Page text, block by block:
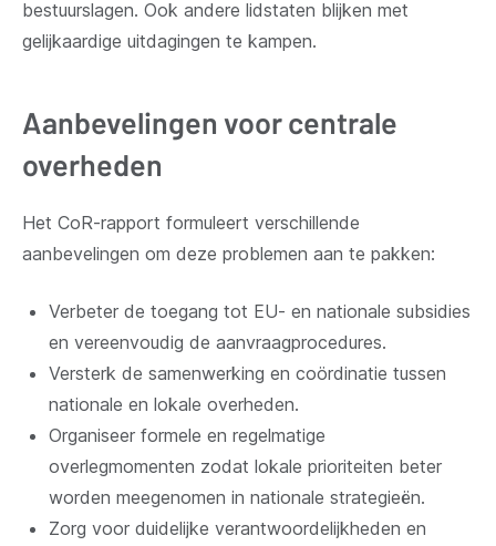
bestuurslagen. Ook andere lidstaten blijken met
gelijkaardige uitdagingen te kampen.
Aanbevelingen voor centrale
overheden
Het CoR-rapport formuleert verschillende
aanbevelingen om deze problemen aan te pakken:
Verbeter de toegang tot EU- en nationale subsidies
en vereenvoudig de aanvraagprocedures.
Versterk de samenwerking en coördinatie tussen
nationale en lokale overheden.
Organiseer formele en regelmatige
overlegmomenten zodat lokale prioriteiten beter
worden meegenomen in nationale strategieën.
Zorg voor duidelijke verantwoordelijkheden en